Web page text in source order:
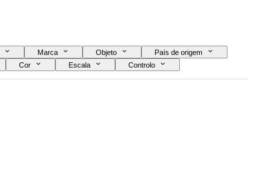
Marca Objeto
País de origem
Cor Escala
Controlo